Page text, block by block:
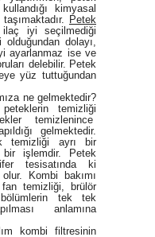
kimyasal
Petek
ilaç iyi seçilmediği
dolayı,
ayarlanmaz ise ve
delebilir. Petek
yüz tuttuğundan
ne gelmektedir?
temizliği
temizlenince
gelmektedir.
temizliği ayrı bir
bir işlemdir. Petek
tesisatında ki
Kombi bakımı
temizliği, brülör
tek tek
anlamına
kombi filtresinin